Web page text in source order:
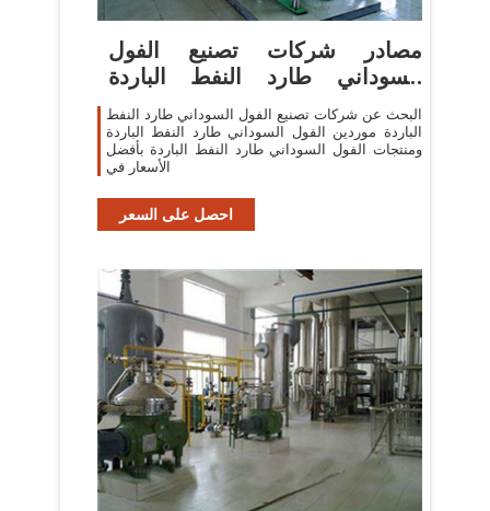
مصادر شركات تصنيع الفول
السوداني طارد النفط الباردة
والفول
البحث عن شركات تصنيع الفول السوداني طارد النفط
الباردة موردين الفول السوداني طارد النفط الباردة
ومنتجات الفول السوداني طارد النفط الباردة بأفضل
الأسعار في
احصل على السعر